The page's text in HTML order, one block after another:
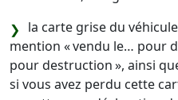
la carte grise du
mention « vendu le… pour
pour destruction », ainsi
si vous avez perdu cette